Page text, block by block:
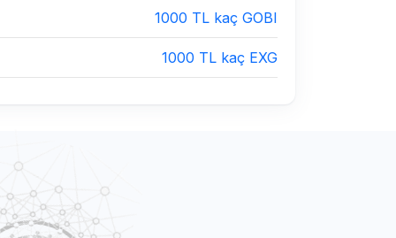
1000 TL kaç GOBI
1000 TL kaç EXG